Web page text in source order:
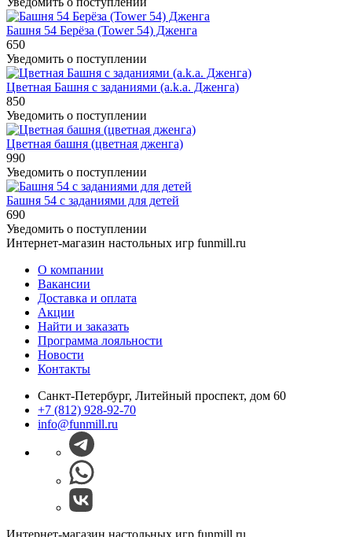
Башня 54 Берёза (Tower 54) Дженга
650
Уведомить о поступлении
Цветная Башня с заданиями (a.k.a. Дженга)
850
Уведомить о поступлении
Цветная башня (цветная дженга)
990
Уведомить о поступлении
Башня 54 с заданиями для детей
690
Уведомить о поступлении
Интернет-магазин настольных игр funmill.ru
О компании
Вакансии
Доставка и оплата
Акции
Найти и заказать
Программа лояльности
Новости
Контакты
Санкт-Петербург, Литейный проспект, дом 60
+7 (812) 928-92-70
info@funmill.ru